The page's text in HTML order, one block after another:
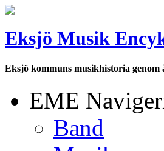
Eksjö Musik
Eksjö kommuns musikhistoria genom
EME
Band